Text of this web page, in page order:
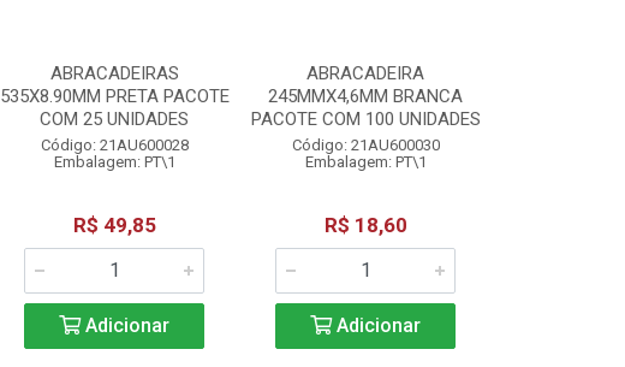
ABRACADEIRAS
535X8.90MM PRETA PACOTE
COM 25 UNIDADES
Código: 21AU600028
Embalagem: PT\1
R$ 49,85
Adicionar
ABRACADEIRA
245MMX4,6MM BRANCA
PACOTE COM 100 UNIDADES
Código: 21AU600030
Embalagem: PT\1
R$ 18,60
Adicionar